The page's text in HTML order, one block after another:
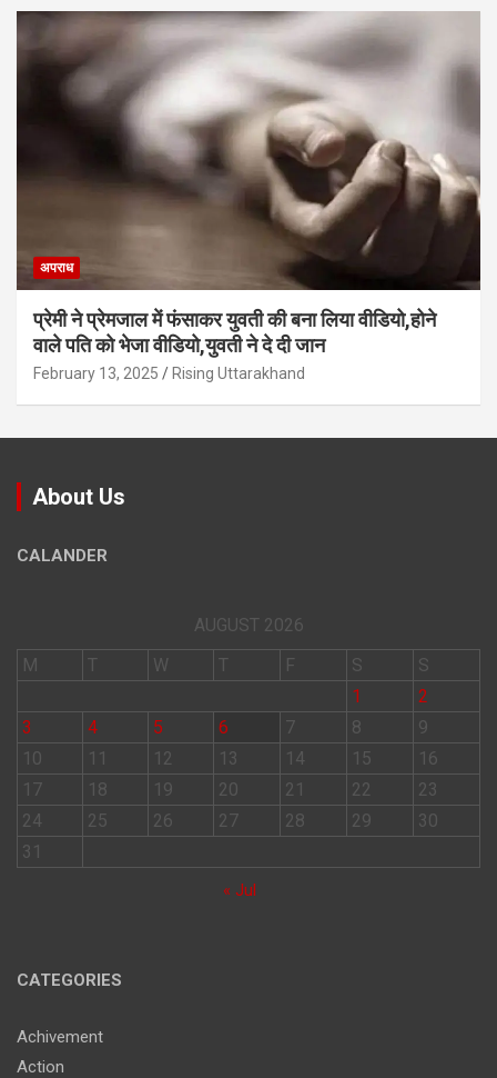
अपराध
प्रेमी ने प्रेमजाल में फंसाकर युवती की बना लिया वीडियो,होने
वाले पत‍ि को भेजा वीड‍ियो,युवती ने दे दी जान
February 13, 2025 Rising Uttarakhand
About Us
CALANDER
AUGUST 2026
M
T W T F S
S
1
2
3
4 5 6 7 8
9
10
11 12 13 14 15
16
17
18 19 20 21 22
23
24
25 26 27 28 29
30
31
« Jul
CATEGORIES
Achivement
Action